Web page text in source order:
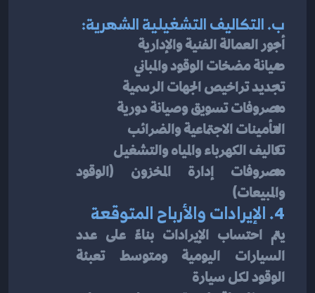
ب. التكاليف التشغيلية الشهرية:
أجور العمالة الفنية والإدارية
صيانة مضخات الوقود والمباني
تجديد تراخيص الجهات الرسمية
مصروفات تسويق وصيانة دورية
التأمينات الاجتماعية والضرائب
تكاليف الكهرباء والمياه والتشغيل
مصروفات إدارة المخزون (الوقود
والمبيعات)
4. الإيرادات والأرباح المتوقعة
يتم احتساب الإيرادات بناءً على عدد
السيارات اليومية ومتوسط تعبئة
الوقود لكل سيارة